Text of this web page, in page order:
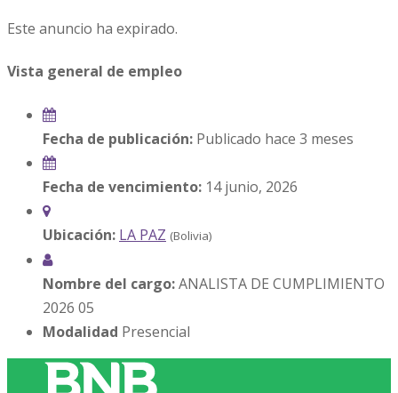
Este anuncio ha expirado.
Vista general de empleo
Fecha de publicación: Publicado hace 3 meses
Fecha de vencimiento: 14 junio, 2026
Ubicación: LA PAZ (Bolivia)
Nombre del cargo:ANALISTA DE CUMPLIMIENTO
2026 05
Modalidad Presencial